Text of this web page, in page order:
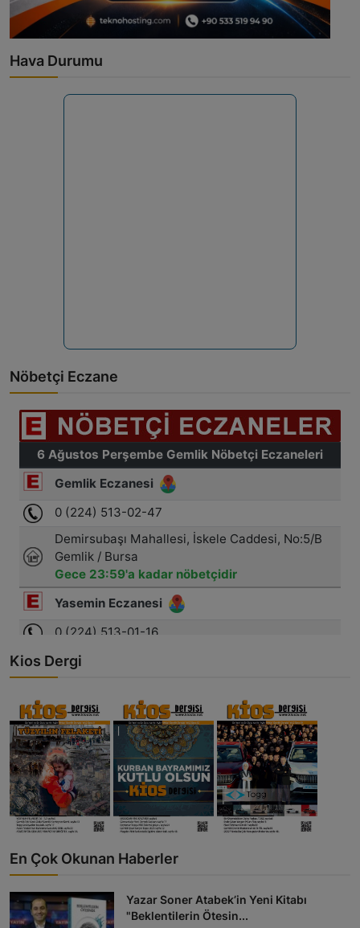
Hava Durumu
Nöbetçi Eczane
Kios Dergi
En Çok Okunan Haberler
Yazar Soner Atabek’in Yeni Kitabı
"Beklentilerin Ötesin...